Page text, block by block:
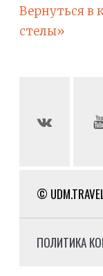
Вернуться в
стелы»
©
ПОЛИТИКА